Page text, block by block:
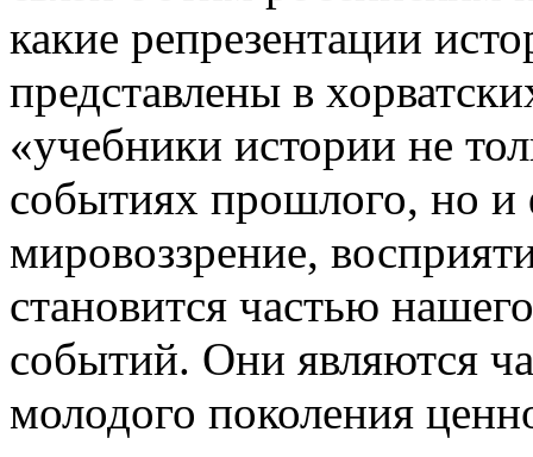
какие репрезентации
представлены в
«учебники истории не
событиях прошлого, но
мировоззрение,
становится частью
событий. Они являются
молодого поколения